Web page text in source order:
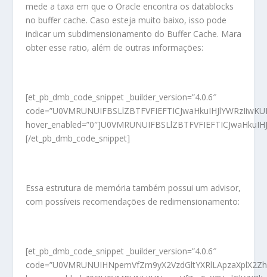
mede a taxa em que o Oracle encontra os datablocks
no buffer cache. Caso esteja muito baixo, isso pode
indicar um subdimensionamento do Buffer Cache. Mara
obter esse ratio, além de outras informações:
[et_pb_dmb_code_snippet _builder_version=”4.0.6″
[/et_pb_dmb_code_snippet]
Essa estrutura de memória também possui um advisor,
com possíveis recomendações de redimensionamento:
[et_pb_dmb_code_snippet _builder_version=”4.0.6″